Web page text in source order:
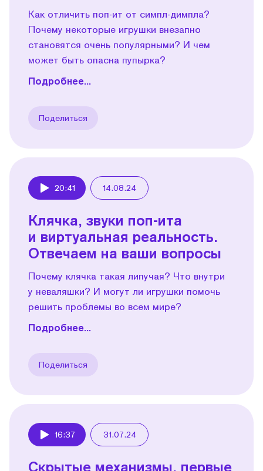
Как отличить поп-ит от симпл-димпла?
Почему некоторые игрушки внезапно
становятся очень популярными? И чем
может быть опасна пупырка?
Подробнее...
Поделиться
20:41 14.08.24
Клячка, звуки поп-ита
и виртуальная реальность.
Отвечаем на ваши вопросы
Почему клячка такая липучая? Что внутри
у неваляшки? И могут ли игрушки помочь
решить проблемы во всем мире?
Подробнее...
Поделиться
16:37 31.07.24
Скрытые механизмы, первые